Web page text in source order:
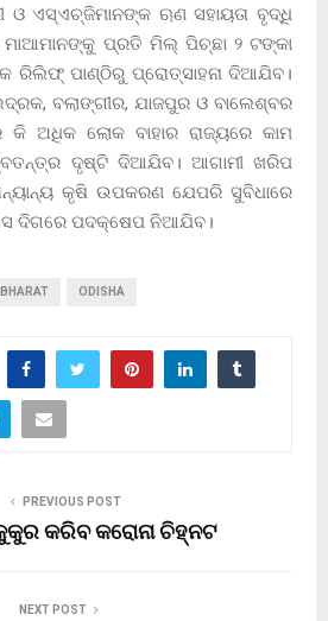
ଓ ଏସ୍‌ଏଚ୍‌ଜିମାନଙ୍କ ଋଣ ସହାୟତା ବୃଦ୍ଧି
ପ୍ରତି ମିଲ୍‌ ପିଚ୍ଛା ୨ ଟଙ୍କା
ରିଲିଫ୍‌ ପାଣ୍ଠିରୁ ପ୍ରୋତ୍ସାହନା ଦିଆଯିବ।
ବଲାଙ୍ଗୀର, ଯାଜପୁର ଓ ବାଲେଶ୍ବର
ଅଧିକ ଲୋକ ବାହାର ରାଜ୍ୟରେ କାମ
ଦୃଷ୍ଟି ଦିଆଯିବ। ଆଗାମୀ ଖରିପ
କୃଷି ଉପକରଣ ଯେପରି ସୁବିଧାରେ
ସେ ଦିଗରେ ପଦକ୍ଷେପ ନିଆଯିବ।
ODISHA
PREVIOUS POST
କରିବ କରୋନା ଚିହ୍ନଟ
NEXT POST